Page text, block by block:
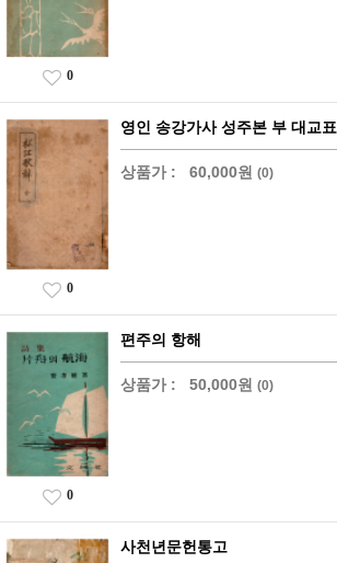
0
영인 송강가사 성주본 부 대교표
상품가 : 60,000원 (0)
0
편주의 항해
상품가 : 50,000원 (0)
0
사천년문헌통고